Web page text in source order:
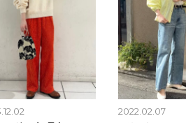
2022.02.07